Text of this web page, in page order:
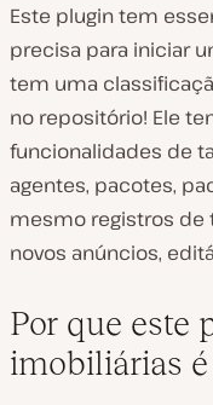
Este plugin tem
precisa para iniciar
tem uma
no repositório! Ele
funcionalidades de
agentes, pacotes,
mesmo registros de
novos anúncios,
Por que este
imobiliárias